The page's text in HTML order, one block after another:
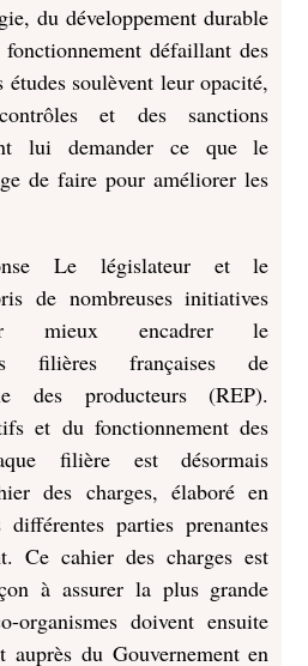
du développement durable
défaillant des
soulèvent leur opacité,
et des sanctions
lui demander ce que le
de faire pour améliorer les
Le législateur et le
de nombreuses initiatives
mieux encadrer le
filières françaises de
des producteurs (REP).
et du fonctionnement des
filière est désormais
des charges, élaboré en
parties prenantes
Ce cahier des charges est
à assurer la plus grande
organismes doivent ensuite
auprès du Gouvernement en